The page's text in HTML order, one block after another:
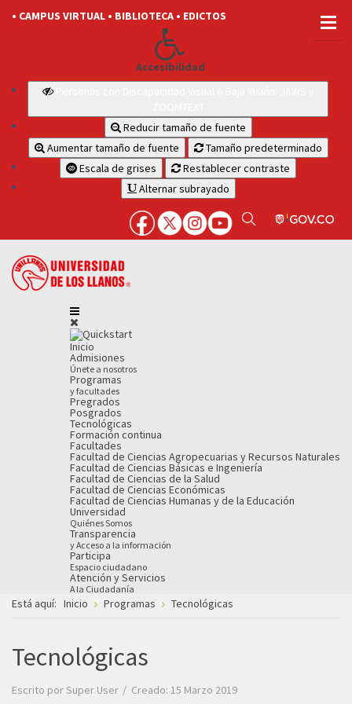
• CAMPUS VIRTUAL • BIBLIOTECA • EDICTOS
Accesibilidad
Reducir tamaño de fuente
Aumentar tamaño de fuente
Tamaño predeterminado
Escala de grises
Restablecer contraste
Alternar subrayado
Inicio
Admisiones
Únete a nosotros
Programas
y facultades
Pregrados
Posgrados
Tecnológicas
Formación continua
Facultades
Facultad de Ciencias Agropecuarias y Recursos Naturales
Facultad de Ciencias Básicas e Ingeniería
Facultad de Ciencias de la Salud
Facultad de Ciencias Económicas
Facultad de Ciencias Humanas y de la Educación
Universidad
Quiénes Somos
Transparencia
y Acceso a la información
Participa
Espacio ciudadano
Atención y Servicios
A la Ciudadanía
Está aquí: Inicio Programas Tecnológicas
Tecnológicas
Escrito porSuper User Creado: 15 Marzo 2019